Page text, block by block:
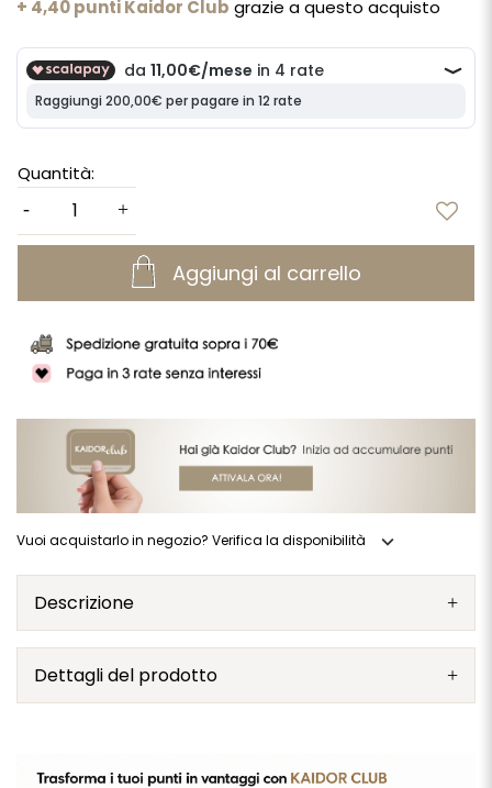
+ 4,40 punti Kaidor Club grazie a questo acquisto
Quantità:
Aggiungi al carrello
Vuoi acquistarlo in negozio? Verifica la disponibilità expand_more
Descrizione
Dettagli del prodotto